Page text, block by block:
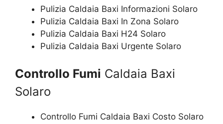
Pulizia Caldaia Baxi Informazioni Solaro
Pulizia Caldaia Baxi In Zona Solaro
Pulizia Caldaia Baxi H24 Solaro
Pulizia Caldaia Baxi Urgente Solaro
Controllo Fumi Caldaia Baxi
Solaro
Controllo Fumi Caldaia Baxi Costo Solaro